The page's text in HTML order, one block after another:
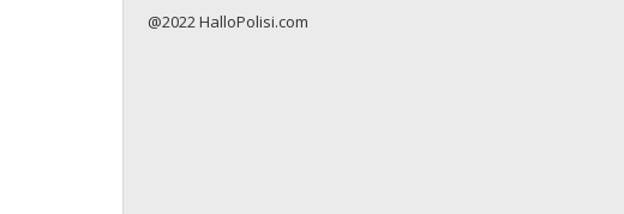
@2022 HalloPolisi.com